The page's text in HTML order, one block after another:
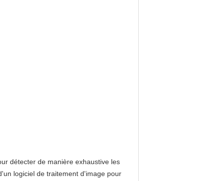
détecter de manière exhaustive les
logiciel de traitement d'image pour